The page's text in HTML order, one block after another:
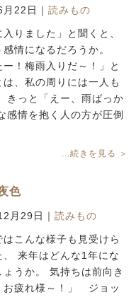
22日 ｜読みもの
入りました」と聞くと、
感情になるだろうか。
ー！梅雨入りだ～！」と
は、私の周りには一人も
きっと「えー、雨ばっか
情を抱く人の方が圧倒
...続きを見る ＞
色
月29日 ｜読みもの
はこんな様子も見受けら
、 来年はどんな1年にな
ょうか。 気持ちは前向き
疲れ様～！」 ジョッ